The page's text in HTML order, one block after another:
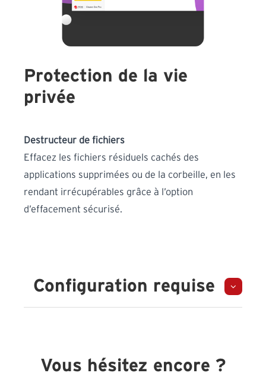
Protection de la vie
privée
Destructeur de fichiers
Effacez les fichiers résiduels cachés des
applications supprimées ou de la corbeille, en les
rendant irrécupérables grâce à l’option
d’effacement sécurisé.
Configuration requise
Vous hésitez encore ?